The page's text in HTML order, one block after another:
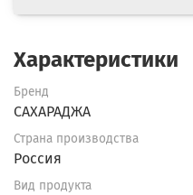
Характеристики
Бренд
САХАРАДЖА
Страна производства
Россия
Вид продукта